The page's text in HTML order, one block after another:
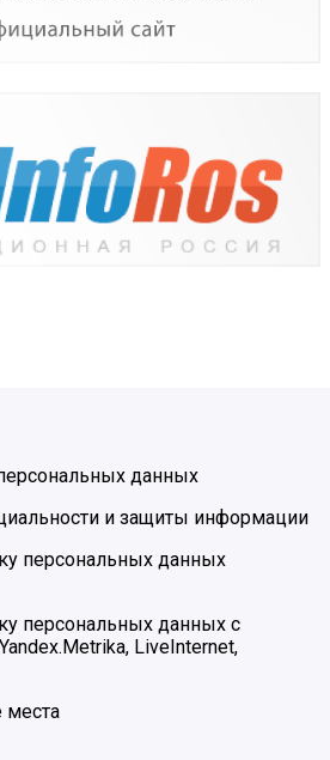
данных
и защиты информации
персональных данных
персональных данных с
LiveInternet,
места